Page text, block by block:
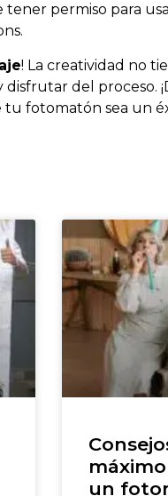
permiso para
! La creatividad no
del proceso.
fotomatón sea un
un